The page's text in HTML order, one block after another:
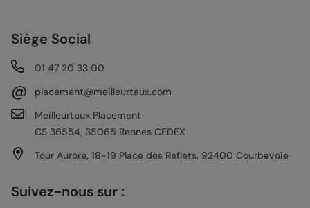
Siège Social
01 47 20 33 00
@
placement@meilleurtaux.com
Meilleurtaux Placement
CS 36554, 35065 Rennes CEDEX
Tour Aurore, 18-19 Place des Reflets, 92400 Courbevoie
Suivez-nous sur :